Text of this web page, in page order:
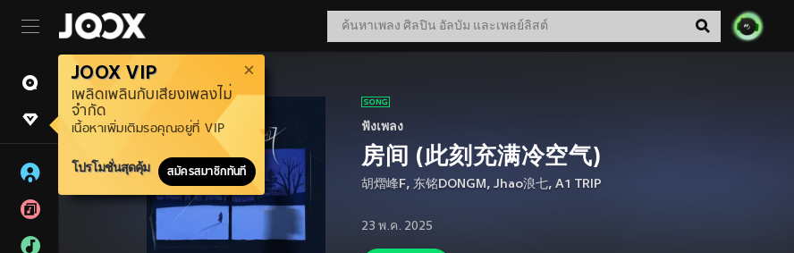
JOOX VIP
เพลิดเพลินกับเสียงเพลงไม่
จำกัด
เนื้อหาเพิ่มเติมรอคุณอยู่ที่ VIP
โปรโมชั่นสุดคุ้ม สมัครสมาชิกทันที
ฟังเพลง
房间 (此刻充满冷空气)
胡熠峰F, 东铭DONGM, Jhao浪七, A1 TRIP
23 พ.ค. 2025